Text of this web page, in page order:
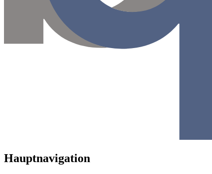
Hauptnavigation